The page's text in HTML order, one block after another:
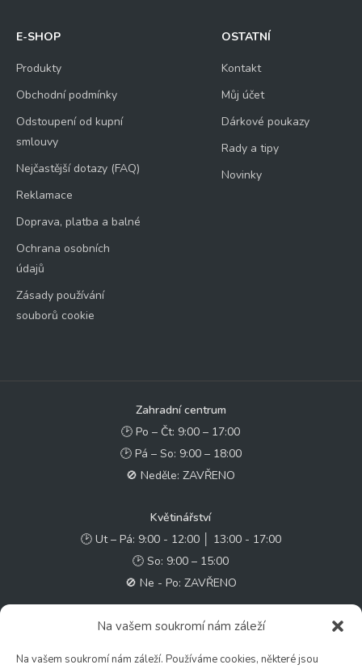
Na vašem soukromí nám záleží
Na vašem soukromí nám záleží. Používáme cookies, některé jsou
E-SHOP
Produkty
Obchodní podmínky
Odstoupení od kupní
smlouvy
Nejčastější dotazy (FAQ)
Reklamace
Doprava, platba a balné
Ochrana osobních
údajů
Zásady používání
souborů cookie
OSTATNÍ
Kontakt
Můj účet
Dárkové poukazy
Rady a tipy
Novinky
Zahradní centrum
🕑 Po – Čt: 9:00 – 17:00
🕑 Pá – So: 9:00 – 18:00
🚫 Neděle: ZAVŘENO
Květinářství
🕑 Ut – Pá: 9:00 - 12:00 │ 13:00 - 17:00
🕑 So: 9:00 – 15:00
🚫 Ne - Po: ZAVŘENO
Rychlý kontakt:
✉️ e-shop@zcstrakovo.cz